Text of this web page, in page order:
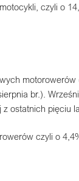
czyli o
br.).
ostatnich pięciu
czyli o